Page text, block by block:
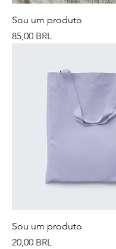
Sou um produto
Precio
85,00 BRL
Sou um produto
Precio
20,00 BRL